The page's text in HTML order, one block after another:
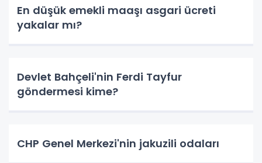
En düşük emekli maaşı asgari ücreti
yakalar mı?
Devlet Bahçeli'nin Ferdi Tayfur
göndermesi kime?
CHP Genel Merkezi'nin jakuzili odaları